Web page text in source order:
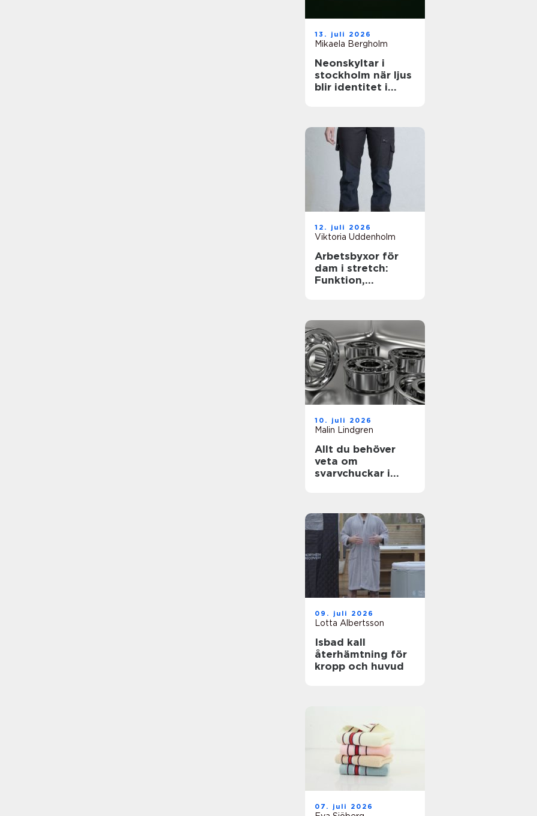
13. juli 2026
Mikaela Bergholm
Neonskyltar i
stockholm när ljus
blir identitet i
12. juli 2026
Viktoria Uddenholm
Arbetsbyxor för
dam i stretch:
Funktion,
10. juli 2026
Malin Lindgren
Allt du behöver
veta om
svarvchuckar i
09. juli 2026
Lotta Albertsson
Isbad kall
återhämtning för
kropp och huvud
07. juli 2026